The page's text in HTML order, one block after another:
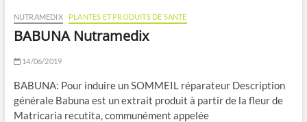
NUTRAMEDIX PLANTES ET PRODUITS DE SANTE
BABUNA Nutramedix
14/06/2019
BABUNA: Pour induire un SOMMEIL réparateur Description
générale Babuna est un extrait produit à partir de la fleur de
Matricaria recutita, communément appelée